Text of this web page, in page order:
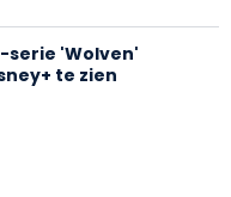
serie 'Wolven'
te zien